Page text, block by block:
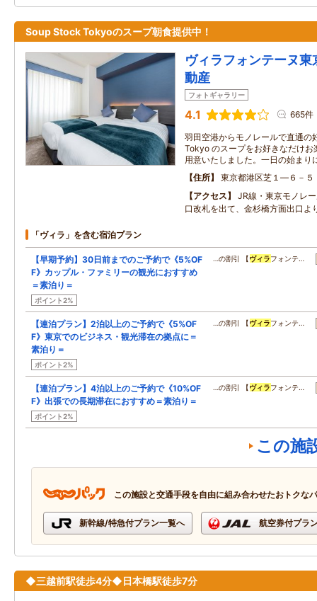
Soup Stock Tokyoのスープ朝食提供中！
ヴィラフォンテーヌ
動産
フォトギャラリー
4.1 665件
羽田空港からモノレールで直通
Tokyo のスープをお好きなだけお
用意いたしました。一日の始まり
住所
東京都港区芝１―６－５
アクセス
JR線・東京モノレ
口改札を出て、金杉橋方面出口よ
「ヴィラ」を含む宿泊プラン
【早期予約】30日前までのご予約で《5%OF
F》カップル・ファミリーの観光におすすめ
＝素泊り＝
ポイント2%
…の割引 【ヴィラフォンテ…
【連泊プラン】2泊以上のご予約で《5%OF
F》東京でのビジネス・観光滞在の拠点に＝
素泊り＝
ポイント2%
…の割引 【ヴィラフォンテ…
【連泊プラン】4泊以上のご予約で《10%OF
F》出張での長期滞在におすすめ＝素泊り＝
ポイント2%
…の割引 【ヴィラフォンテ…
この施
この施設と交通手段を自由に組み合わせたおトクな
新幹線/特急付プラン一覧へ 航空券付プラ
◆三越前駅徒歩4分◆日本橋駅徒歩7分